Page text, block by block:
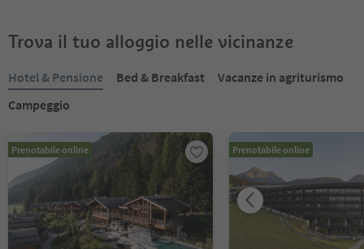
Trova il tuo alloggio nelle vicinanze
Hotel & Pensione Bed & Breakfast
Vacanze in agriturismo
Campeggio
Prenotabile online Prenotabile online